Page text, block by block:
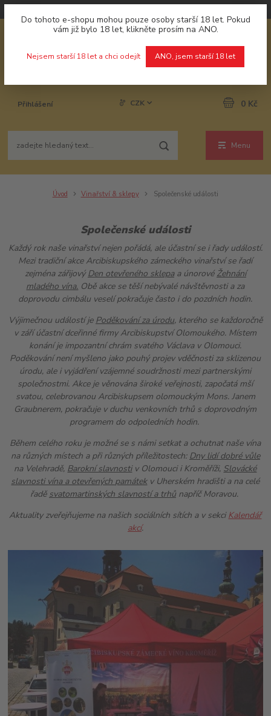
Do tohoto e-shopu mohou pouze osoby starší 18 let. Pokud
vám již bylo 18 let, klikněte prosím na ANO.
Nejsem starší 18 let a chci odejít ANO, jsem starší 18 let
Menu
CZK
Přihlášení 0 Kč
Úvod Vinařství & sklepy Společenské události
Společenské události
Každý rok naše vinařství nejen pořádá, ale účastní se i řady událostí.
Mezi tradiční akce Arcibiskupského zámeckého vinařství se řadí
zejména zářijovýDen otevřeného sklepaa únorové Žehnání
mladého vína. Obě akce se těší nebývalé návštěvnosti a za
doprovodu cimbálu veselí pokračuje často i do pozdních hodin.
Výjimečnou událostí je Poděkování za úrodu, kterého se každoročně
v září účastní dceřinné firmy Arcibiskupství Olomoukého. Místem
konání je impozantní chrám svatého Václava v Olomouci.
Poděkování není myšleno jako pouhý projev vděčnosti za sklizenou
úrodu, ale i vyjádření vzájemné soudržnosti mezi partnerskými
společnostmi. Akce je věnována široké veřejnosti, započatá mší
svatou, celebrovanou Arcibiskupsem olomouckým Mons. Janem
Graubnerem, pokračuje v duchu venkovních trhů s doprovodným
programem do odpoledních hodin.
Během celého roku je možné se s námi setkat a ochutnat naše vína
na různých místech a při různých příležitostech: Dny lidí dobré vůle
na Velehradě, Barokní slavnostiv Olomouci i Kroměříži, Slovácké
slavnosti vína a otevřených památekv Uherském hradišti a na celé
řadě svatomartinských slavností a trhůnapříč Moravou.
Aktuality zveřejňujeme na našich sociálních sítích a v sekciKalendář
akcí.